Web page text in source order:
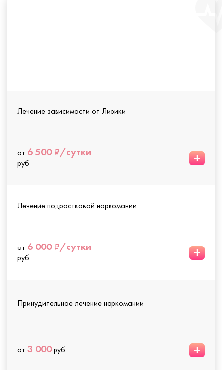
Лечение зависимости от Лирики
от 6 500 ₽/сутки
руб +
Лечение подростковой наркомании
от 6 000 ₽/сутки
руб +
Принудительное лечение наркомании
от 3 000руб +